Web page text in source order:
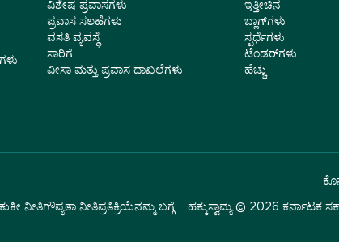
ವಿಶೇಷ ಪ್ರವಾಸಗಳು
ಪ್ರವಾಸ ಸಲಹೆಗಳು
ವಸತಿ ವ್ಯವಸ್ಥೆ
ಸಾರಿಗೆ
ವೀಸಾ ಮತ್ತು ಪ್ರವಾಸ ದಾಖಲೆಗಳು
ಇತ್ತೀಚಿನ
ಬ್ಲಾಗ್‌ಗಳು
ಸ್ಪರ್ಧೆಗಳು
ಟೆಂಡರ್‌ಗಳು
ಹೆಚ್ಚು
ಕುಕೀ ನೀತಿಗೌಪ್ಯತಾ ನೀತಿಪ್ರತಿಕ್ರಿಯೆನಮ್ಮ ಬಗ್ಗೆ ಹಕ್ಕುಸ್ವಾಮ್ಯ © 2026 ಕರ್ನಾಟಕ